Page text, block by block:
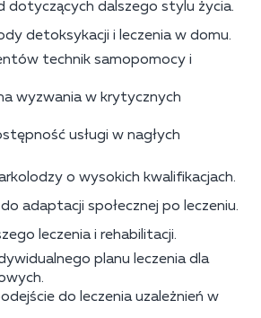
dotyczących dalszego stylu życia.
detoksykacji i leczenia w domu.
technik samopomocy i
wyzwania w krytycznych
usługi w nagłych
o wysokich kwalifikacjach.
adaptacji społecznej po leczeniu.
leczenia i rehabilitacji.
planu leczenia dla
do leczenia uzależnień w